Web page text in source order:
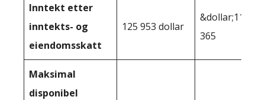
Inntekt etter
inntekts- og
eiendomsskatt
125 953 dollar
&dollar;118
365
Maksimal
disponibel